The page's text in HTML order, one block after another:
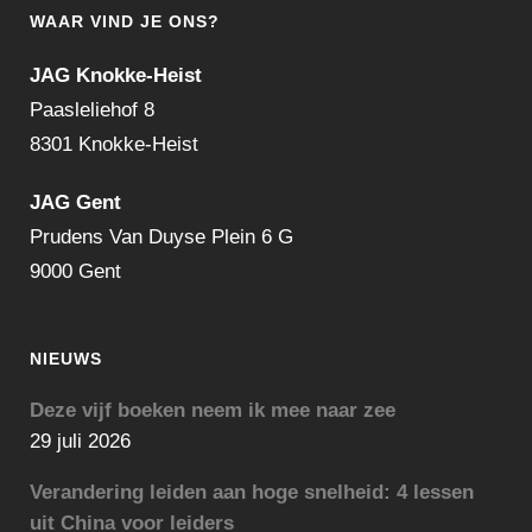
WAAR VIND JE ONS?
JAG Knokke-Heist
Paasleliehof 8
8301 Knokke-Heist
JAG Gent
Prudens Van Duyse Plein 6 G
9000 Gent
NIEUWS
Deze vijf boeken neem ik mee naar zee
29 juli 2026
Verandering leiden aan hoge snelheid: 4 lessen
uit China voor leiders